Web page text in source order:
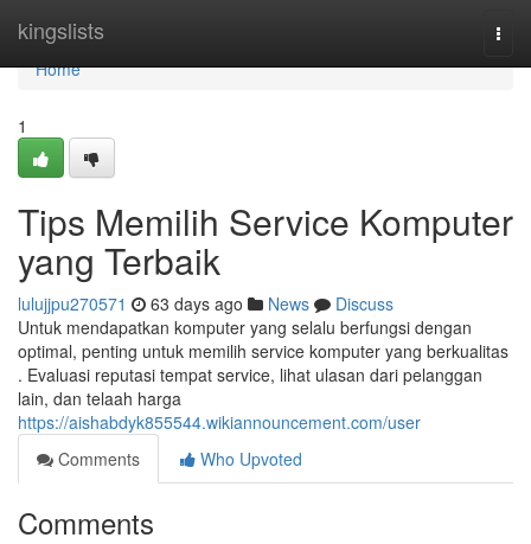
kingslists
Home
Home
1
Tips Memilih Service Komputer
yang Terbaik
lulujjpu270571 63 days ago News
Discuss
Untuk mendapatkan komputer yang selalu berfungsi dengan
optimal, penting untuk memilih service komputer yang berkualitas
. Evaluasi reputasi tempat service, lihat ulasan dari pelanggan
lain, dan telaah harga
https://aishabdyk855544.wikiannouncement.com/user
Comments
Who Upvoted
Comments